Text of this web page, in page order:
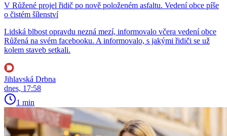
V Růžené projel řidič po nově položeném asfaltu. Vedení obce píše
o čistém šílenství
Lidská blbost opravdu nezná mezí, informovalo včera vedení obce
Růžená na svém facebooku. A informovalo, s jakými řidiči se už
kolem staveb setkali.
Jihlavská Drbna
dnes, 17:58
1 min